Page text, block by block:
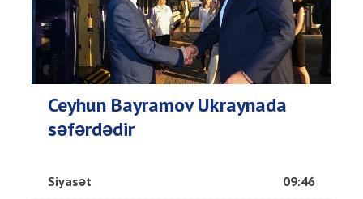
Ceyhun Bayramov Ukraynada
səfərdədir
Siyasət 09:46